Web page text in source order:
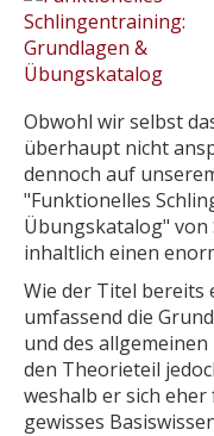
Obwohl wir selbst
überhaupt nicht
dennoch auf
"Funktionelles
Übungskatalog" von
inhaltlich einen
Wie der Titel bereits
umfassend die
und des
den Theorieteil
weshalb er sich
gewisses